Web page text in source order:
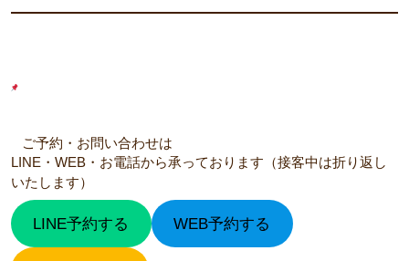
ご予約・お問い合わせは
LINE・WEB・お電話から承っております（接客中は折り返し
いたします）
LINE予約する WEB予約する